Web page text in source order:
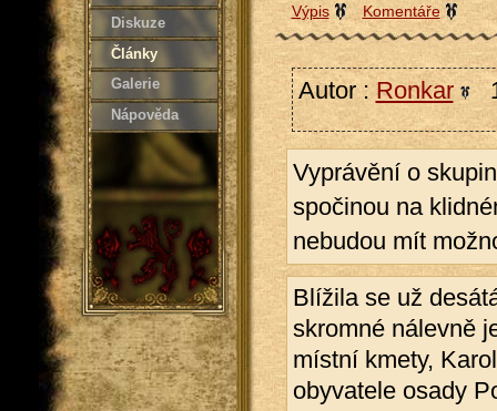
Diskuze
Články
Galerie
Nápověda
Výpis Komentáře
Autor : Ronkar
Vyprávění o
spočinou na
nebudou mít
Blížila se už
skromné nálevně
místní kmety,
obyvatele osady